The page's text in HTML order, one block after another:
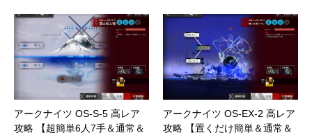
アークナイツ OS-S-5 高レア
攻略 【超簡単6人7手＆通常＆
アークナイツ OS-EX-2 高レア
攻略 【置くだけ簡単＆通常＆